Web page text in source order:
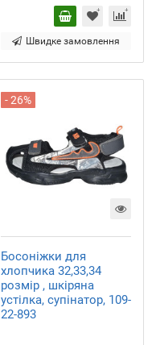
Швидке замовлення
- 26%
Босоніжки для
хлопчика 32,33,34
розмір , шкіряна
устілка, супінатор, 109-
22-893